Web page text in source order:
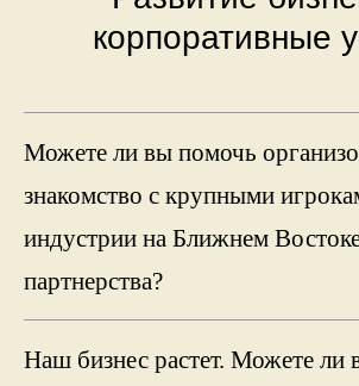
корпоративные
Можете ли вы помочь
знакомство с крупными
индустрии на Ближнем
партнерства?
Наш бизнес растет. Можете ли